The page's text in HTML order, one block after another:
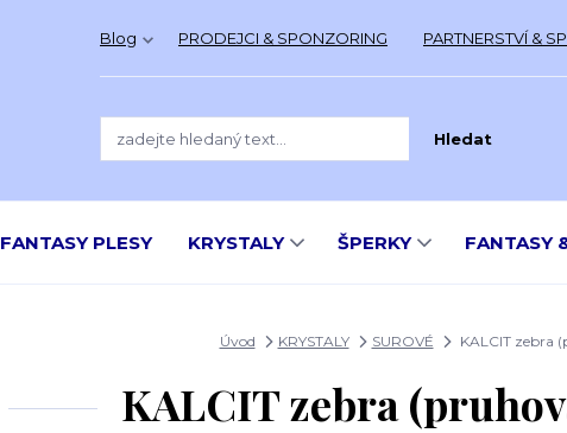
Blog PRODEJCI & SPONZORING PARTNERSTVÍ &
Hledat
FANTASY PLESY KRYSTALY ŠPERKY FANTASY
Úvod KRYSTALY SUROVÉ KALCIT zebra
KALCIT zebra